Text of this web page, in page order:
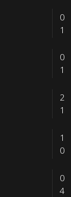
0
1
0
1
2
1
1
0
0
4